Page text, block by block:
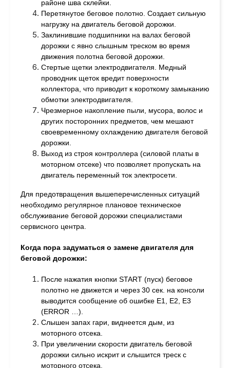
районе шва склейки.
Перетянутое беговое полотно. Создает сильную
нагрузку на двигатель беговой дорожки.
Заклинившие подшипники на валах беговой
дорожки с явно слышным треском во время
движения полотна беговой дорожки.
Стертые щетки электродвигателя. Медный
проводник щеток вредит поверхности
коллектора, что приводит к короткому замыканию
обмотки электродвигателя.
Чрезмерное накопление пыли, мусора, волос и
других посторонних предметов, чем мешают
своевременному охлаждению двигателя беговой
дорожки.
Выход из строя контроллера (силовой платы в
моторном отсеке) что позволяет пропускать на
двигатель переменный ток электросети.
Для предотвращения вышеперечисленных ситуаций
необходимо регулярное плановое техническое
обслуживание беговой дорожки специалистами
сервисного центра.
Когда пора задуматься о замене двигателя для
беговой дорожки:
После нажатия кнопки START (пуск) беговое
полотно не движется и через 30 сек. на консоли
выводится сообщение об ошибке E1, E2, E3
(ERROR …).
Слышен запах гари, виднеется дым, из
моторного отсека.
При увеличении скорости двигатель беговой
дорожки сильно искрит и слышится треск с
моторного отсека.